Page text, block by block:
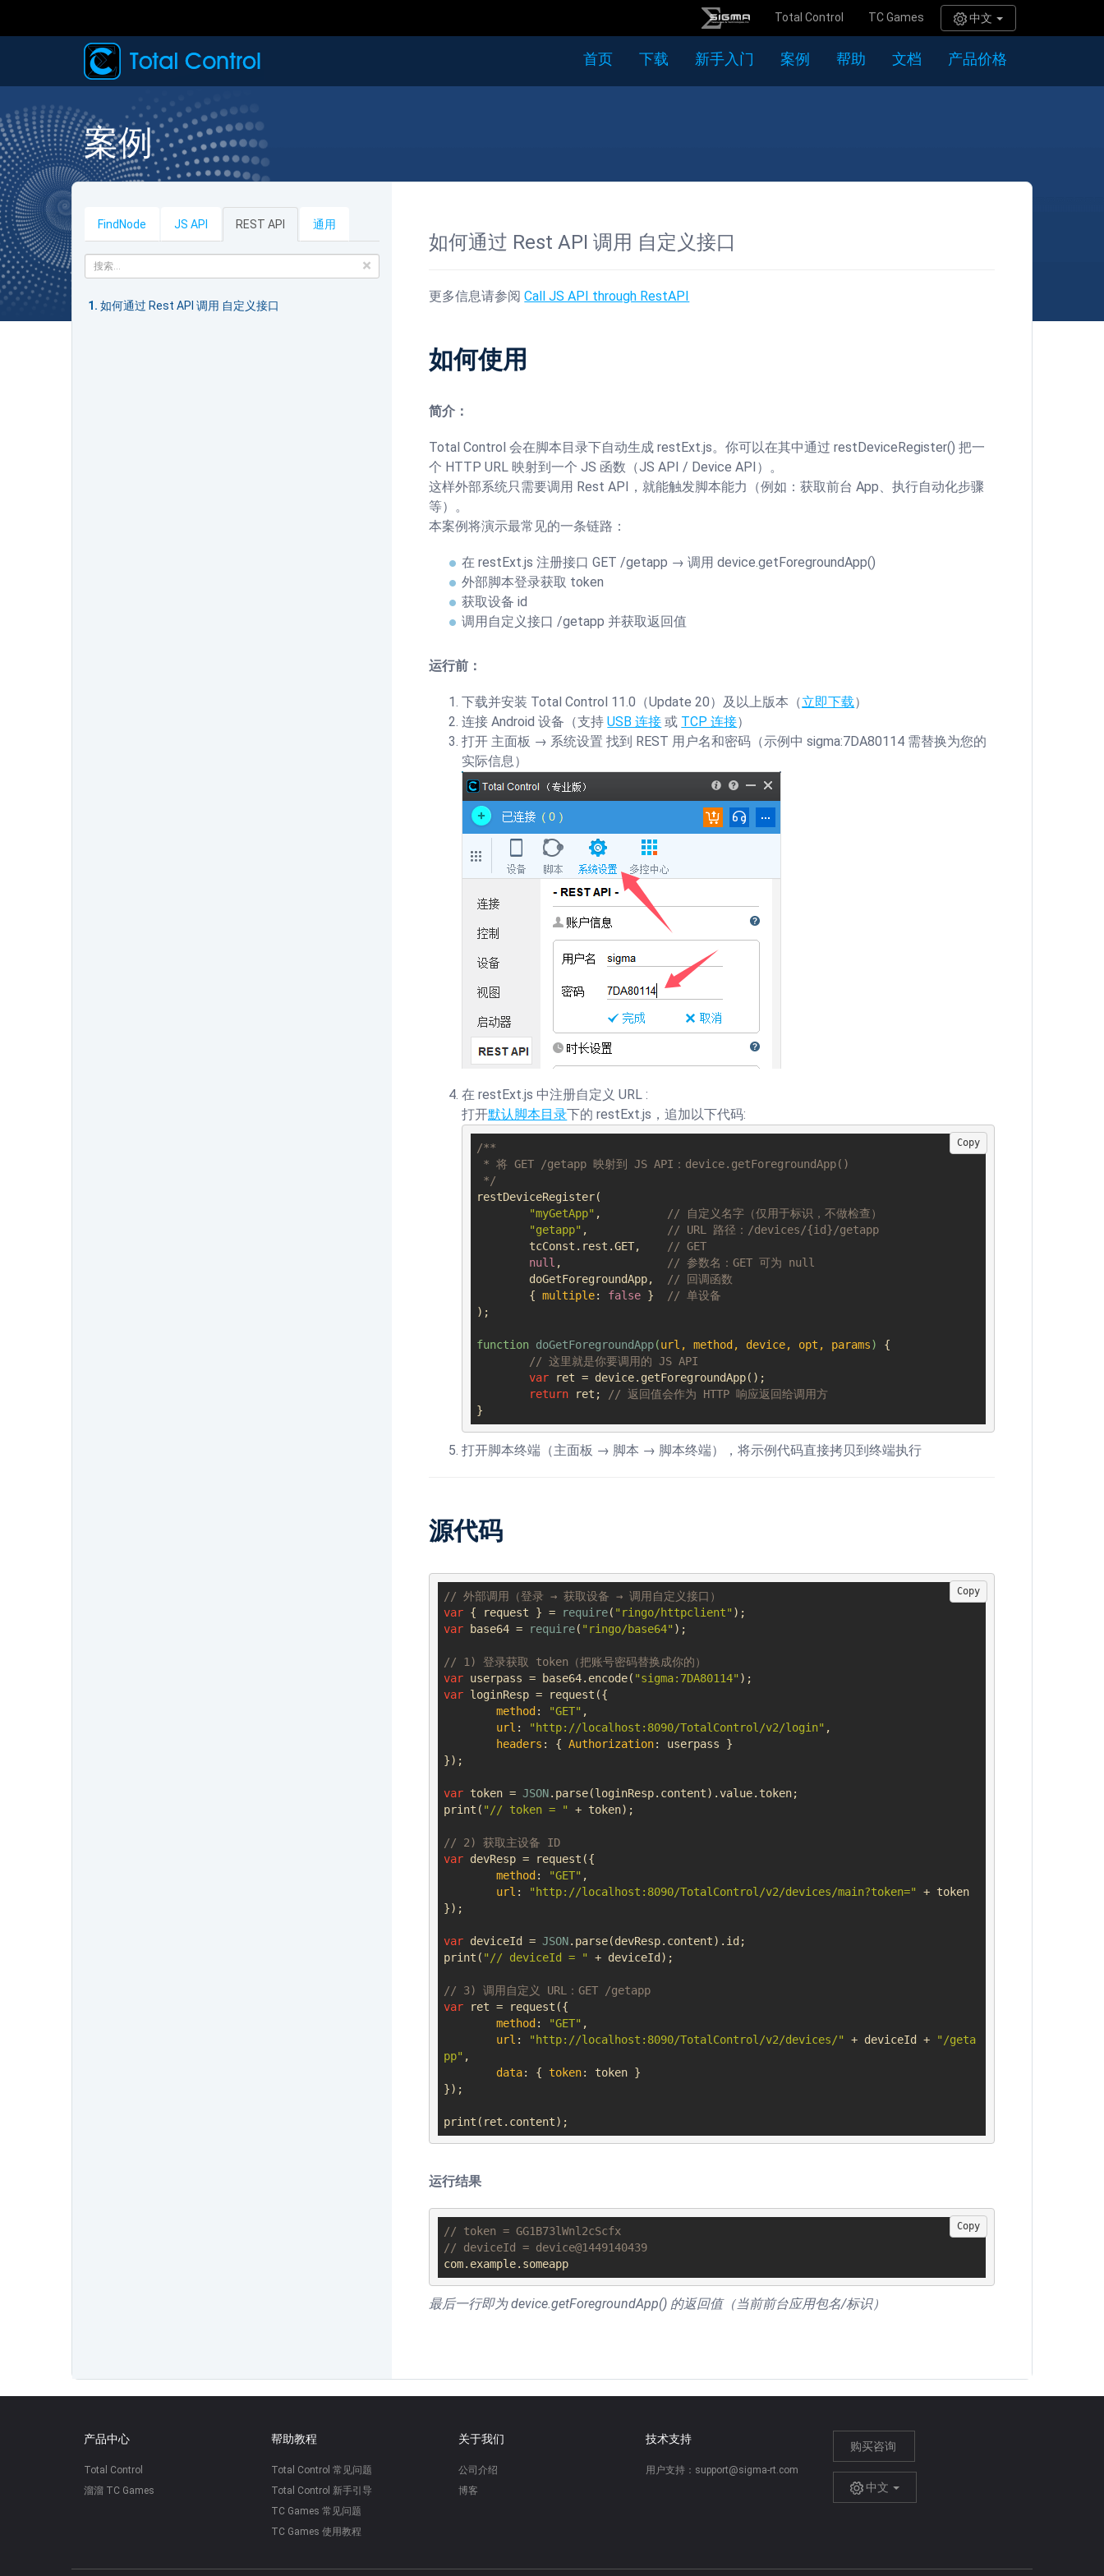
Total Control TC Games 中文
首页 下载 新手入门 案例 帮助 文档 产品价格
案例
FindNode JS API REST API 通用
×
如何通过 Rest API 调用 自定义接口
如何通过 Rest API 调用 自定义接口
更多信息请参阅Call JS API through RestAPI
如何使用
简介：
Total Control 会在脚本目录下自动生成 restExt.js。你可以在其中通过 restDeviceRegister() 把一
个 HTTP URL 映射到一个 JS 函数（JS API / Device API）。
这样外部系统只需要调用 Rest API，就能触发脚本能力（例如：获取前台 App、执行自动化步骤
等）。
本案例将演示最常见的一条链路：
在 restExt.js 注册接口 GET /getapp → 调用 device.getForegroundApp()
外部脚本登录获取 token
获取设备 id
调用自定义接口 /getapp 并获取返回值
运行前：
下载并安装 Total Control 11.0（Update 20）及以上版本（立即下载）
连接 Android 设备（支持USB 连接 或 TCP 连接）
打开 主面板 → 系统设置 找到 REST 用户名和密码（示例中 sigma:7DA80114 需替换为您的
实际信息）
在 restExt.js 中注册自定义 URL :
打开默认脚本目录下的 restExt.js，追加以下代码:
/**
*/
restDeviceRegister(
"myGetApp" ,
// 自定义名字（仅用于标识，不做检查）
"getapp" ,
// URL 路径：/devices/{id}/getapp
	tcConst.rest.GET,
// GET
null ,
// 参数名：GET 可为 null
	doGetForegroundApp,
// 回调函数
	{
multiple: false }
// 单设备
);
function doGetForegroundApp(url, method, device, opt, params) {
// 这里就是你要调用的 JS API
var ret = device.getForegroundApp();
return ret;
// 返回值会作为 HTTP 响应返回给调用方
Copy
打开脚本终端（主面板 → 脚本 → 脚本终端），将示例代码直接拷贝到终端执行
源代码
// 外部调用（登录 → 获取设备 → 调用自定义接口）
var { request } = require( "ringo/httpclient"
var base64 = require( "ringo/base64" );
// 1) 登录获取 token（把账号密码替换成你的）
var userpass = base64.encode( "sigma:7DA80114"
var loginResp = request({
method: "GET" ,
url : "http://localhost:8090/TotalControl/v2/login" ,
headers : { Authorization: userpass }
});
var token = JSON.parse(loginResp.content).value.token;
print( "// token = " + token);
// 2) 获取主设备 ID
var devResp = request({
method: "GET" ,
url : "http://localhost:8090/TotalControl/v2/devices/main?token="
+ token
});
var deviceId = JSON.parse(devResp.content).id;
print( "// deviceId = " + deviceId);
// 3) 调用自定义 URL：GET /getapp
var ret = request({
method: "GET" ,
url : "http://localhost:8090/TotalControl/v2/devices/" + deviceId +
"/geta
pp" ,
data: { token: token }
});
Copy
运行结果
// token = GG1B73lWnl2cScfx
// deviceId = device@1449140439
com.example.someapp
Copy
最后一行即为 device.getForegroundApp() 的返回值（当前前台应用包名/标识）
产品中心
Total Control
溜溜 TC Games
帮助教程
Total Control 常见问题
Total Control 新手引导
TC Games 常见问题
TC Games 使用教程
关于我们
公司介绍
博客
技术支持
用户支持：support@sigma-rt.com
购买咨询
中文